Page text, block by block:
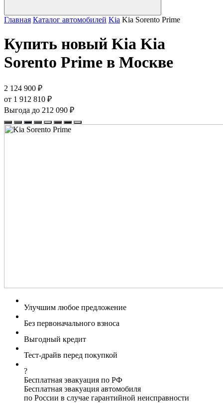
Главная Каталог автомобилей Kia Kia Sorento Prime
Купить новый Kia Kia
Sorento Prime в Москве
2 124 900 ₽
от 1 912 810 ₽
Выгода до 212 090 ₽
Улучшим любое предложение
Без первоначального взноса
Выгодный кредит
Тест-драйв перед покупкой
?
Бесплатная эвакуация по РФ
Бесплатная эвакуация автомобиля
по России в случае гарантийной неисправности